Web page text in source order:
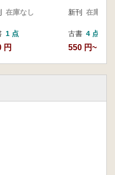
在庫なし
1 点
円
新刊 在庫なし
古書 4 点
550 円~